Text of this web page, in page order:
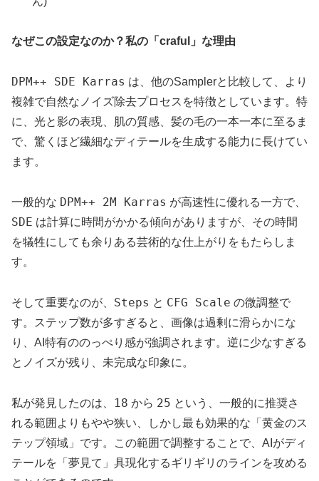
なぜこの設定なのか？私の「craful」な理由
DPM++ SDE Karras は、他のSamplerと比較して、より
複雑で自然なノイズ除去プロセスを特徴としています。特
に、光と影の表現、肌の質感、髪の毛の一本一本に至るま
で、驚くほど繊細なディテールを生成する能力に長けてい
ます。
一般的な DPM++ 2M Karras が高速性に優れる一方で、
SDE は計算に時間がかかる傾向がありますが、その時間
を犠牲にしても余りある芸術的な仕上がりをもたらしま
す。
そして重要なのが、 Steps と CFG Scale の微調整で
す。ステップ数が多すぎると、画像は過剰に滑らかにな
り、AI特有ののっぺり感が強調されます。逆に少なすぎる
とノイズが残り、未完成な印象に。
私が発見したのは、 18 から 25 という、一般的に推奨さ
れる範囲よりもやや狭い、しかし最も効果的な「黄金のス
テップ領域」です。この範囲で調整することで、AIがディ
テールを「夢見て」具現化するギリギリのラインを攻める